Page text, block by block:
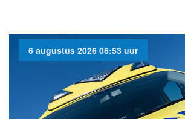
6 augustus 2026 06:53 uur